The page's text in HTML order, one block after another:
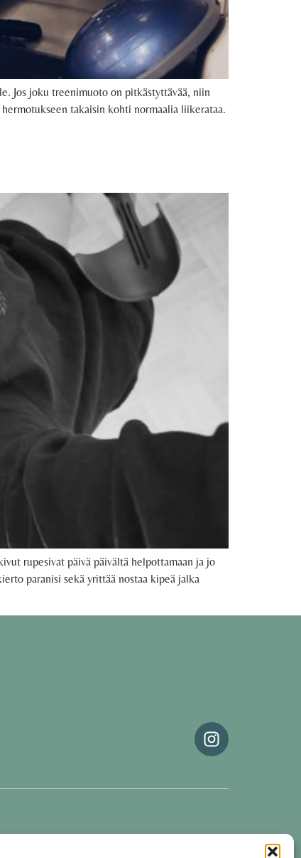
Jos joku treenimuoto on pitkästyttävää, niin
takaisin kohti normaalia liikerataa.
rupesivat päivä päivältä helpottamaan ja jo
paranisi sekä yrittää nostaa kipeä jalka